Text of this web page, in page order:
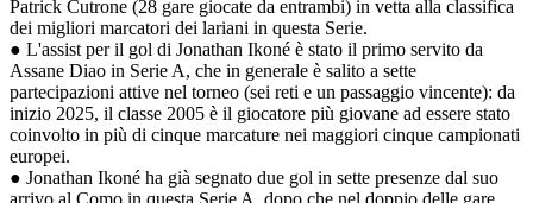
Patrick Cutrone (28 gare giocate da entrambi) in vetta alla classifica
dei migliori marcatori dei lariani in questa Serie.
● L'assist per il gol di Jonathan Ikoné è stato il primo servito da
Assane Diao in Serie A, che in generale è salito a sette
partecipazioni attive nel torneo (sei reti e un passaggio vincente): da
inizio 2025, il classe 2005 è il giocatore più giovane ad essere stato
coinvolto in più di cinque marcature nei maggiori cinque campionati
europei.
● Jonathan Ikoné ha già segnato due gol in sette presenze dal suo
arrivo al Como in questa Serie A, dopo che nel doppio delle gare